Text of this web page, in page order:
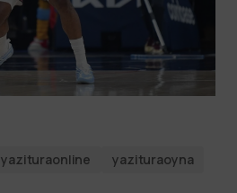
yazituraonline
yazituraoyna